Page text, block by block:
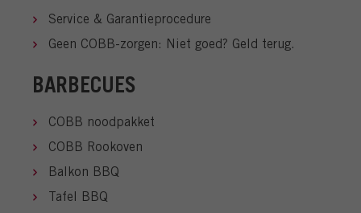
Service & Garantieprocedure
Geen COBB-zorgen: Niet goed? Geld terug.
BARBECUES
COBB noodpakket
COBB Rookoven
Balkon BBQ
Tafel BBQ